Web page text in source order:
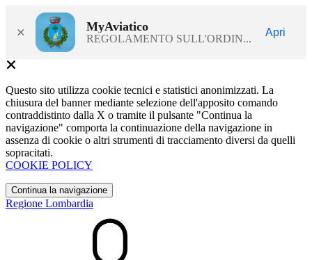
× MyAviatico
REGOLAMENTO SULL'ORDIN...
Apri
Questo sito utilizza cookie tecnici e statistici anonimizzati. La
chiusura del banner mediante selezione dell'apposito comando
contraddistinto dalla X o tramite il pulsante "Continua la
navigazione" comporta la continuazione della navigazione in
assenza di cookie o altri strumenti di tracciamento diversi da quelli
sopracitati.
COOKIE POLICY
Continua la navigazione
Regione Lombardia